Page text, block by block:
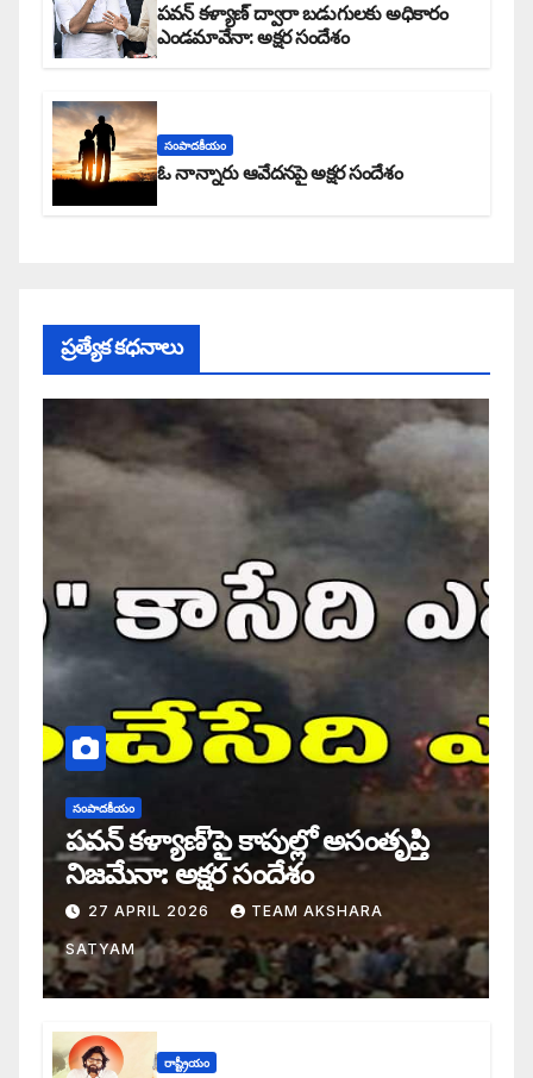
పవన్ కళ్యాణ్ ద్వారా బడుగులకు అధికారం
ఎండమావేనా: అక్షర సందేశం
సంపాదకీయం
ఓ నాన్నారు ఆవేదనపై అక్షర సందేశం
ప్రత్యేక కధనాలు
సంపాదకీయం
పవన్ కళ్యాణ్’పై కాపుల్లో అసంతృప్తి
నిజమేనా: అక్షర సందేశం
27 APRIL 2026 TEAM AKSHARA
SATYAM
రాష్ట్రీయం